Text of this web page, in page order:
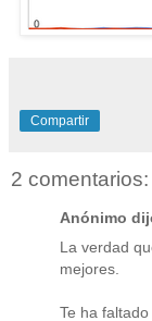
Compartir
2 comentarios:
Anónimo
La verdad
mejores.
Te ha